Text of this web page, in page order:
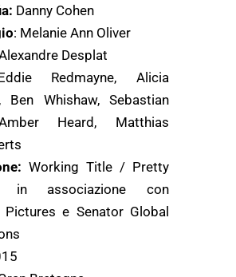
Danny Cohen
: Melanie Ann Oliver
Desplat
Redmayne, Alicia
Ben Whishaw, Sebastian
Heard, Matthias
Working Title / Pretty
in associazione con
Pictures e Senator Global